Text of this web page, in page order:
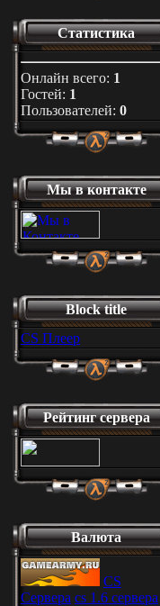
Статистика
Онлайн всего: 1
Гостей: 1
Пользователей: 0
Мы в контакте
Block title
CS Плеер
Рейтинг сервера
Валюта
CS
Сервера cs 1.6 сервера